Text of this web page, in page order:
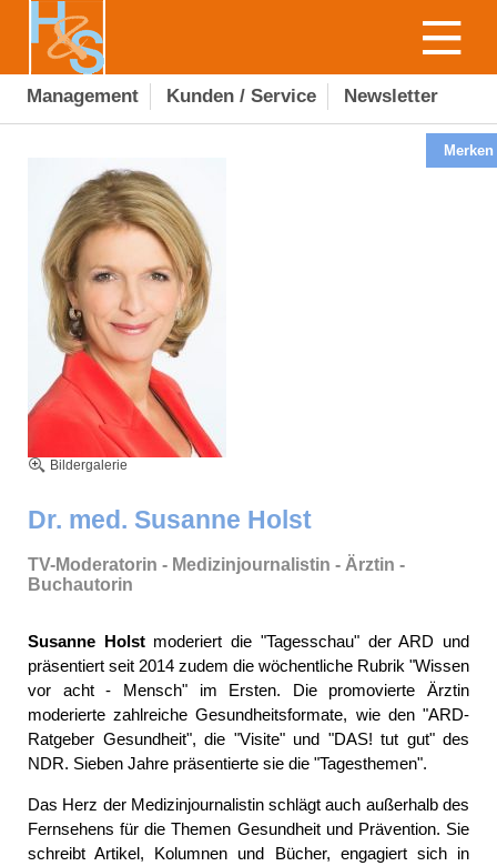
Management Kunden / Service Newsletter
Bildergalerie
Dr. med. Susanne Holst
Merken
TV-Moderatorin - Medizinjournalistin - Ärztin -
Buchautorin
Susanne Holstmoderiert die "Tagesschau" der ARD und
präsentiert seit 2014 zudem die wöchentliche Rubrik "Wissen
vor acht - Mensch" im Ersten. Die promovierte Ärztin
moderierte zahlreiche Gesundheitsformate, wie den "ARD-
Ratgeber Gesundheit", die "Visite" und "DAS! tut gut" des
NDR. Sieben Jahre präsentierte sie die "Tagesthemen".
Das Herz der Medizinjournalistin schlägt auch außerhalb des
Fernsehens für die Themen Gesundheit und Prävention. Sie
schreibt Artikel, Kolumnen und Bücher, engagiert sich in